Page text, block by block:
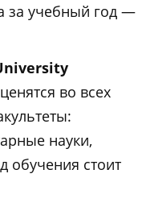
за учебный год —
во всех
науки,
обучения стоит